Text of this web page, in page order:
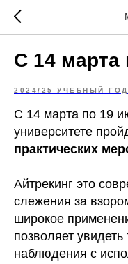
С 14 марта
2024/25 УЧЕБНЫЙ ГОД
С 14 марта по 19
университете
практических
Айтрекинг это
слежения за
широкое
позволяет
наблюдения с